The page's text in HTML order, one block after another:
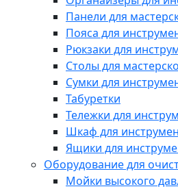
Панели для
Пояса для
Рюкзаки для
Столы для
Сумки для
Табуретки
Тележки для
Шкаф для
Ящики для
Оборудование для
Мойки высокого